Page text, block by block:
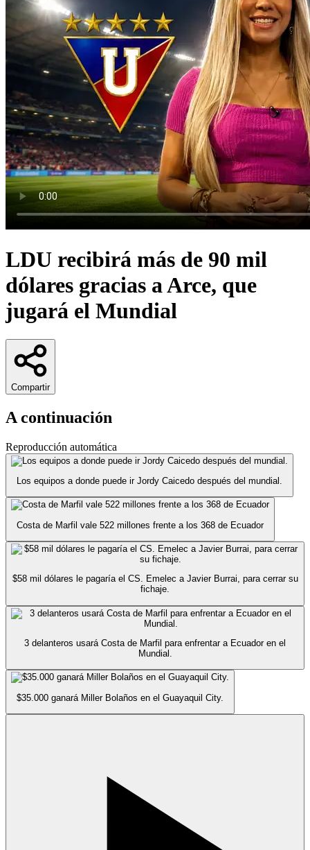
LDU recibirá más de 90 mil
dólares gracias a Arce, que
jugará el Mundial
Compartir
A continuación
Reproducción automática
Los equipos a donde puede ir Jordy Caicedo después del mundial.
Costa de Marfil vale 522 millones frente a los 368 de Ecuador
$58 mil dólares le pagaría el CS. Emelec a Javier Burrai, para cerrar su
fichaje.
3 delanteros usará Costa de Marfil para enfrentar a Ecuador en el
Mundial.
$35.000 ganará Miller Bolaños en el Guayaquil City.